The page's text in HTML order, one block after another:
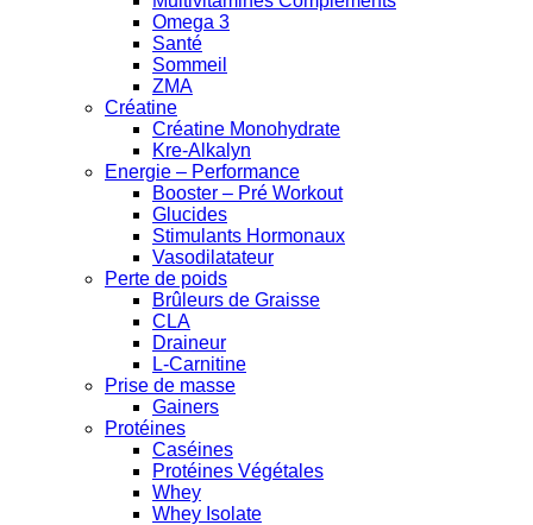
Omega 3
Santé
Sommeil
ZMA
Créatine
Créatine Monohydrate
Kre-Alkalyn
Energie – Performance
Booster – Pré Workout
Glucides
Stimulants Hormonaux
Vasodilatateur
Perte de poids
Brûleurs de Graisse
CLA
Draineur
L-Carnitine
Prise de masse
Gainers
Protéines
Caséines
Protéines Végétales
Whey
Whey Isolate